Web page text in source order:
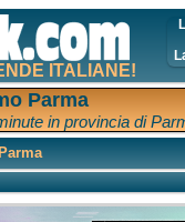
ITALIANE!
Parma
in provincia di